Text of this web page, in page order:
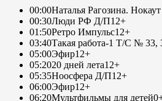
00:00Наталья Рагозина.
00:30Люди РФ Д/П12+
01:50Ретро Импульс12+
03:40Такая работа-1 Т/С № 33,
05:00Эфир12+
05:2020 дней лета12+
05:35Ноосфера Д/П12+
06:00Эфир12+
06:20Мультфильмы для детей